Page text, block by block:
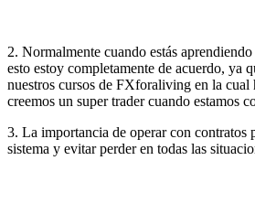
2. Normalmente cuando estás
esto estoy completamente de acuerdo, ya
nuestros cursos de FXforaliving en la cual
creemos un super trader cuando estamos
3. La importancia de operar con contratos
sistema y evitar perder en todas las